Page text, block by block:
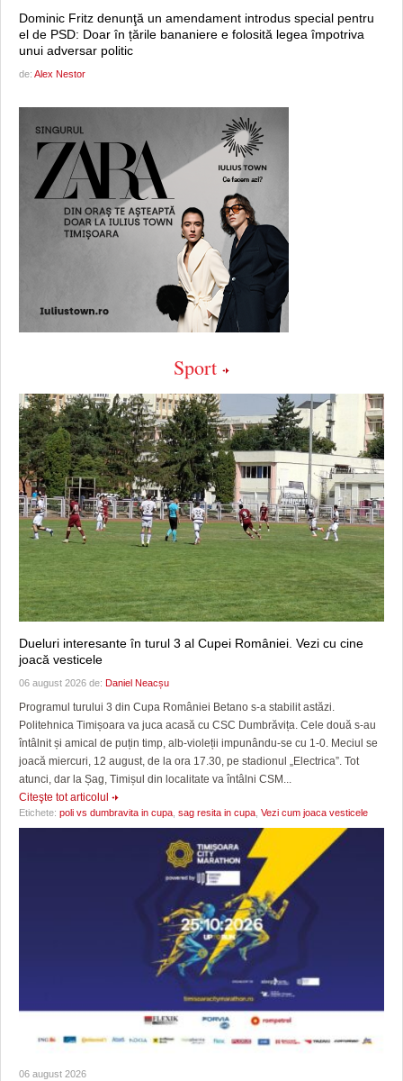
Dominic Fritz denunţă un amendament introdus special pentru
el de PSD: Doar în țările bananiere e folosită legea împotriva
unui adversar politic
de: Alex Nestor
Sport
Dueluri interesante în turul 3 al Cupei României. Vezi cu cine
joacă vesticele
06 august 2026 de: Daniel Neacșu
Programul turului 3 din Cupa României Betano s-a stabilit astăzi.
Politehnica Timișoara va juca acasă cu CSC Dumbrăvița. Cele două s-au
întâlnit și amical de puțin timp, alb-violeții impunându-se cu 1-0. Meciul se
joacă miercuri, 12 august, de la ora 17.30, pe stadionul „Electrica”. Tot
atunci, dar la Șag, Timișul din localitate va întâlni CSM...
Citeşte tot articolul
Etichete: poli vs dumbravita in cupa sag resita in cupa Vezi cum joaca vesticele
06 august 2026